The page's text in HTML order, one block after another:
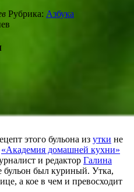
Рубрика: Азбука
этого бульона из утки не
«Академия домашней кухни»
и редактор Галина
бульон был куриный. Утка,
а кое в чем и превосходит